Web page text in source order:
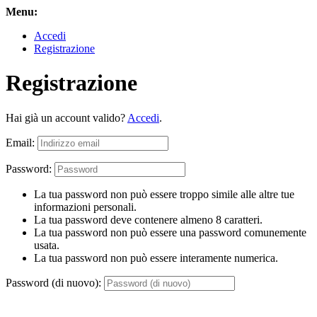
Menu:
Accedi
Registrazione
Registrazione
Hai già un account valido? Accedi.
Email:
Password:
La tua password non può essere troppo simile alle altre tue
informazioni personali.
La tua password deve contenere almeno 8 caratteri.
La tua password non può essere una password comunemente
usata.
La tua password non può essere interamente numerica.
Password (di nuovo):